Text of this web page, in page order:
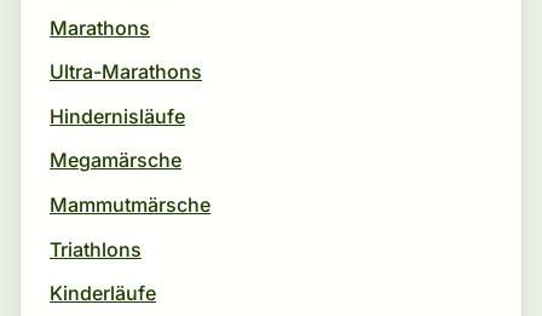
Marathons
Ultra-Marathons
Hindernisläufe
Megamärsche
Mammutmärsche
Triathlons
Kinderläufe